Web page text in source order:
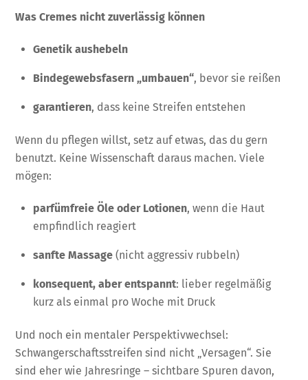
Was Cremes nicht zuverlässig können
Genetik aushebeln
Bindegewebsfasern „umbauen“, bevor sie reißen
garantieren, dass keine Streifen entstehen
Wenn du pflegen willst, setz auf etwas, das du gern
benutzt. Keine Wissenschaft daraus machen. Viele
mögen:
parfümfreie Öle oder Lotionen, wenn die Haut
empfindlich reagiert
sanfte Massage (nicht aggressiv rubbeln)
konsequent, aber entspannt: lieber regelmäßig
kurz als einmal pro Woche mit Druck
Und noch ein mentaler Perspektivwechsel:
Schwangerschaftsstreifen sind nicht „Versagen“. Sie
sind eher wie Jahresringe – sichtbare Spuren davon,